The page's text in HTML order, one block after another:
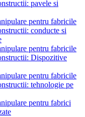
pavele si
pentru fabricile
conducte si
pentru fabricile
Dispozitive
pentru fabricile
tehnologie pe
pentru fabrici